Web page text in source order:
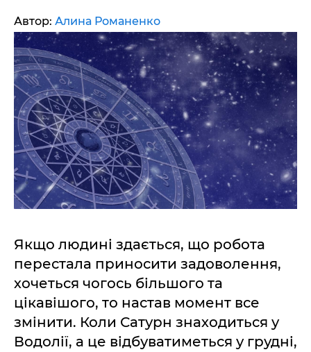
Автор: Алина Романенко
Якщо людині здається, що робота
перестала приносити задоволення,
хочеться чогось більшого та
цікавішого, то настав момент все
змінити. Коли Сатурн знаходиться у
Водолії, а це відбуватиметься у грудні,